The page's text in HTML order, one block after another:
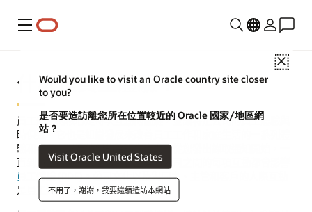
功能表
Close
Would you like to visit an Oracle country site closer
to you?
是否要造訪離您所在位置較近的 Oracle 國家/地區網
站？
Visit Oracle United States
不用了，謝謝，我要繼續造訪本網站
什麼是員工體驗？
員工體驗的核心是每次互動的關鍵，並讓特定公司的員工體驗與
時俱進。它也是組織發展來改善員工工作和家庭生活的一系列體
驗和考量，以及他們的整體生產力。從您發出錄取通知開始，一
直到員工最後一天在職，員工與貴公司之間的
員工體驗 (PDF)。公司文化以及與同事、主管和客戶的人際互動
是員工體驗的因素。